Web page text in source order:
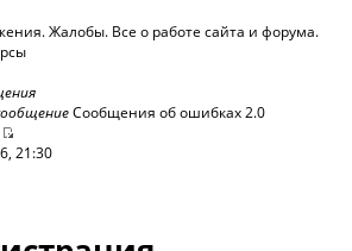
Жалобы. Все о работе сайта и форума.
Сообщения об ошибках 2.0
21:30